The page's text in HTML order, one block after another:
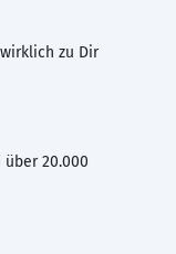
zu Dir
20.000